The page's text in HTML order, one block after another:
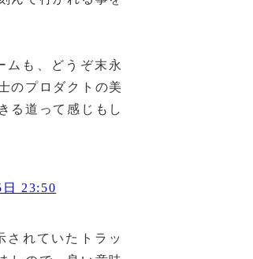
ムも、どうぞ末永
のプロダクトの美
る道って感じもし
日 23:50
されていたトラッ